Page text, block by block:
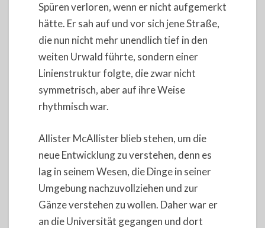
Spüren verloren, wenn er nicht aufgemerkt
hätte. Er sah auf und vor sich jene Straße,
die nun nicht mehr unendlich tief in den
weiten Urwald führte, sondern einer
Linienstruktur folgte, die zwar nicht
symmetrisch, aber auf ihre Weise
rhythmisch war.
Allister McAllister blieb stehen, um die
neue Entwicklung zu verstehen, denn es
lag in seinem Wesen, die Dinge in seiner
Umgebung nachzuvollziehen und zur
Gänze verstehen zu wollen. Daher war er
an die Universität gegangen und dort